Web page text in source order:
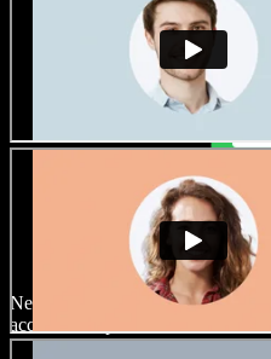
Un'ampia
femminili, con
Nessun progetto deve suonare
accenti AI e personalizzali.